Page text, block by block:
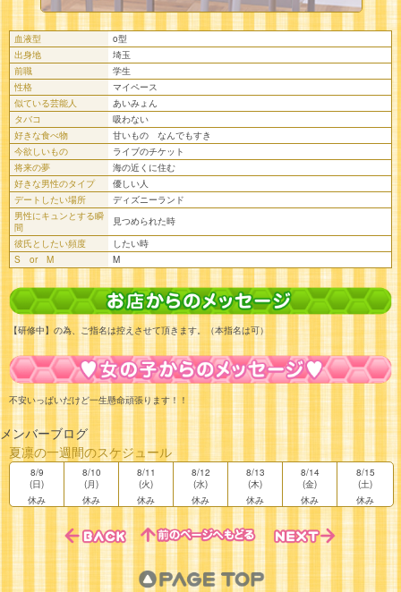
血液型
o型
出身地
埼玉
前職
学生
性格
マイペース
似ている芸能人
あいみょん
タバコ
吸わない
好きな食べ物
甘いもの なんでもすき
今欲しいもの
ライブのチケット
将来の夢
海の近くに住む
好きな男性のタイプ
優しい人
デートしたい場所
ディズニーランド
男性にキュンとする瞬
間
見つめられた時
彼氏としたい頻度
したい時
S or M
M
【研修中】の為、ご指名は控えさせて頂きます。（本指名は可）
不安いっぱいだけど一生懸命頑張ります！！
メンバーブログ
夏凛の一週間のスケジュール
8/9
(日)
休み
8/10
(月)
休み
8/11
(火)
休み
8/12
(水)
休み
8/13
(木)
休み
8/14
(金)
休み
8/15
(土)
休み